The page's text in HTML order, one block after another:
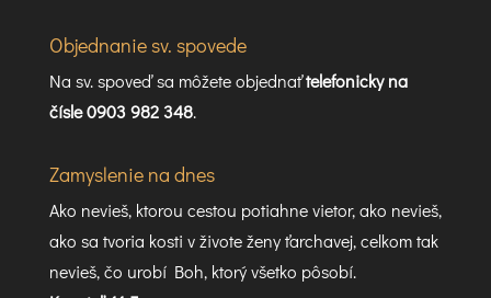
Objednanie sv. spovede
Na sv. spoveď sa môžete objednaťtelefonicky na
čísle 0903 982 348.
Zamyslenie na dnes
Ako nevieš, ktorou cestou potiahne vietor, ako nevieš,
ako sa tvoria kosti v živote ženy ťarchavej, celkom tak
nevieš, čo urobí Boh, ktorý všetko pôsobí.